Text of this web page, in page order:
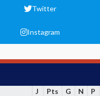
Twitter
Instagram
J Pts G N P